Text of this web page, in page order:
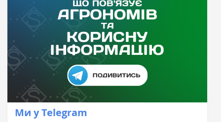
Ми у Telegram